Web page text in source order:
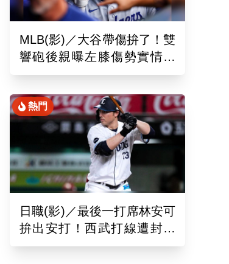
MLB(影)／大谷帶傷拚了！雙
響砲後親曝左膝傷勢實情
「一句話」揭堅持不休兵主
熱門
日職(影)／最後一打席林安可
拚出安打！西武打線遭封鎖
0：8不敵羅德吞2連敗